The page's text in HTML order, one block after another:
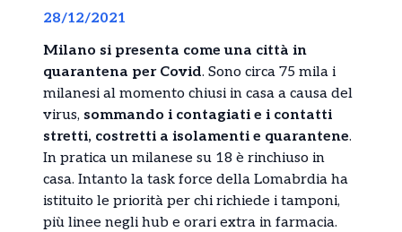
28/12/2021
Milano si presenta come una città in
quarantena per Covid. Sono circa 75 mila i
milanesi al momento chiusi in casa a causa del
virus, sommando i contagiati e i contatti
stretti, costretti a isolamenti e quarantene.
In pratica un milanese su 18 è rinchiuso in
casa. Intanto la task force della Lomabrdia ha
istituito le priorità per chi richiede i tamponi,
più linee negli hub e orari extra in farmacia.